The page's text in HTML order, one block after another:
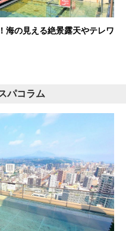
海の見える絶景露天やテレワ
パコラム